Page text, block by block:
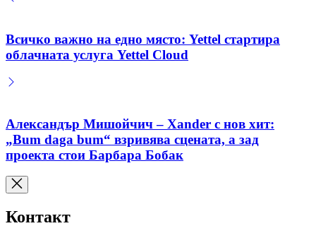
Всичко важно на едно място: Yettel стартира
облачната услуга Yettel Cloud
Александър Мишойчич – Xander с нов хит:
„Bum daga bum“ взривява сцената, а зад
проекта стои Барбара Бобак
Контакт